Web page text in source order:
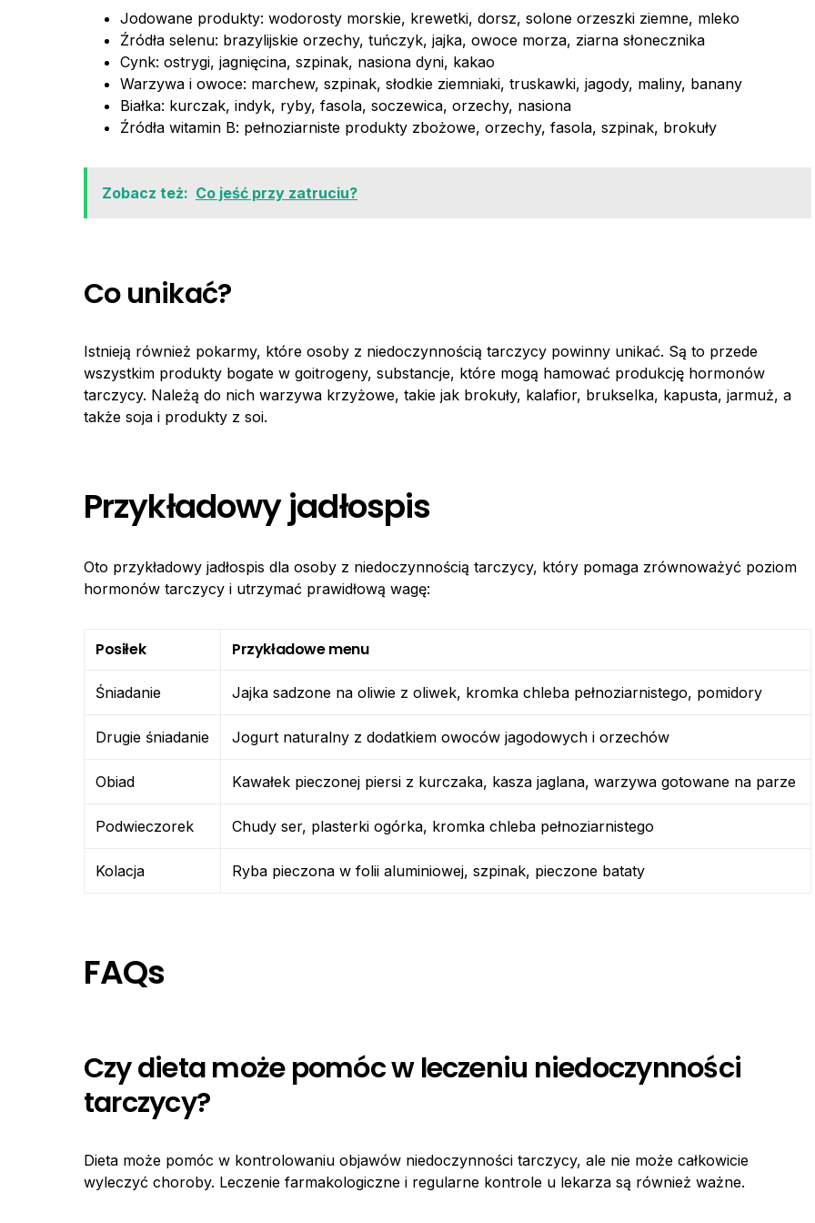
Jodowane produkty: wodorosty morskie, krewetki, dorsz, solone orzeszki ziemne, mleko
Źródła selenu: brazylijskie orzechy, tuńczyk, jajka, owoce morza, ziarna słonecznika
Cynk: ostrygi, jagnięcina, szpinak, nasiona dyni, kakao
Warzywa i owoce: marchew, szpinak, słodkie ziemniaki, truskawki, jagody, maliny, banany
Białka: kurczak, indyk, ryby, fasola, soczewica, orzechy, nasiona
Źródła witamin B: pełnoziarniste produkty zbożowe, orzechy, fasola, szpinak, brokuły
Zobacz też: Co jeść przy zatruciu?
Co unikać?
Istnieją również pokarmy, które osoby z niedoczynnością tarczycy powinny unikać. Są to przede
wszystkim produkty bogate w goitrogeny, substancje, które mogą hamować produkcję hormonów
tarczycy. Należą do nich warzywa krzyżowe, takie jak brokuły, kalafior, brukselka, kapusta, jarmuż, a
także soja i produkty z soi.
Przykładowy jadłospis
Oto przykładowy jadłospis dla osoby z niedoczynnością tarczycy, który pomaga zrównoważyć poziom
hormonów tarczycy i utrzymać prawidłową wagę:
Posiłek Przykładowe menu
Śniadanie Jajka sadzone na oliwie z oliwek, kromka chleba pełnoziarnistego, pomidory
Drugie śniadanie Jogurt naturalny z dodatkiem owoców jagodowych i orzechów
Obiad Kawałek pieczonej piersi z kurczaka, kasza jaglana, warzywa gotowane na parze
Podwieczorek Chudy ser, plasterki ogórka, kromka chleba pełnoziarnistego
Kolacja Ryba pieczona w folii aluminiowej, szpinak, pieczone bataty
FAQs
Czy dieta może pomóc w leczeniu niedoczynności
tarczycy?
Dieta może pomóc w kontrolowaniu objawów niedoczynności tarczycy, ale nie może całkowicie
wyleczyć choroby. Leczenie farmakologiczne i regularne kontrole u lekarza są również ważne.